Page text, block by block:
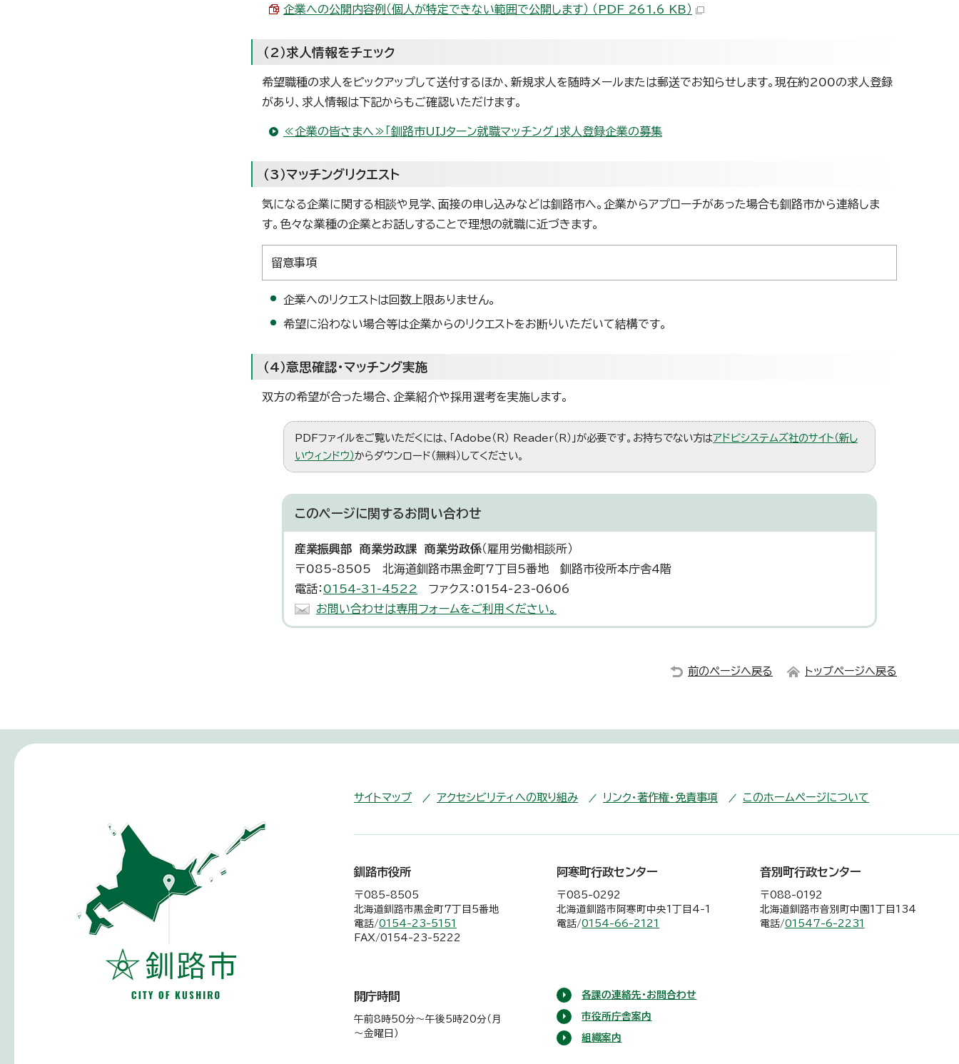
企業への公開内容例（個人が特定できない範囲で公開します） （PDF 261.6 KB）
（2）求人情報をチェック
希望職種の求人をピックアップして送付するほか、新規求人を随時メールまたは郵送でお知らせします。現在約200の求人登録
があり、求人情報は下記からもご確認いただけます。
≪企業の皆さまへ≫「釧路市UIJターン就職マッチング」求人登録企業の募集
（3）マッチングリクエスト
気になる企業に関する相談や見学、面接の申し込みなどは釧路市へ。企業からアプローチがあった場合も釧路市から連絡しま
す。色々な業種の企業とお話しすることで理想の就職に近づきます。
留意事項
企業へのリクエストは回数上限ありません。
希望に沿わない場合等は企業からのリクエストをお断りいただいて結構です。
（4）意思確認・マッチング実施
双方の希望が合った場合、企業紹介や採用選考を実施します。
PDFファイルをご覧いただくには、「Adobe（R） Reader（R）」が必要です。お持ちでない方はアドビシステムズ社のサイト（新し
いウィンドウ）からダウンロード（無料）してください。
このページに関するお問い合わせ
産業振興部 商業労政課 商業労政係（雇用労働相談所）
〒085-8505 北海道釧路市黒金町7丁目5番地 釧路市役所本庁舎4階
電話： 0154-31-4522
ファクス：0154-23-0606
お問い合わせは専用フォームをご利用ください。
前のページへ戻る トップページへ戻る
サイトマップ アクセシビリティへの取り組み リンク・著作権・免責事項 このホームページについて
釧路市役所
〒085-8505
北海道釧路市黒金町7丁目5番地
電話/0154-23-5151
FAX/0154-23-5222
阿寒町行政センター
〒085-0292
北海道釧路市阿寒町中央1丁目4-1
電話/0154-66-2121
音別町行政センター
〒088-0192
北海道釧路市音別町中園1丁目134
電話/01547-6-2231
開庁時間
午前8時50分～午後5時20分（月
～金曜日）
各課の連絡先・お問合わせ
市役所庁舎案内
組織案内